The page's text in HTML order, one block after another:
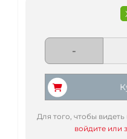
-
Для того, чтобы
войдите или